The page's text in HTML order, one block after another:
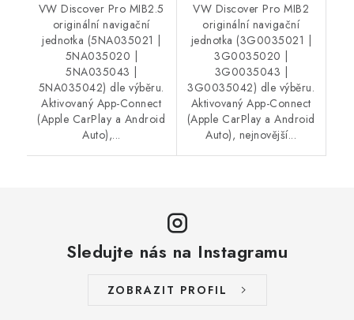
VW Discover Pro MIB2.5
originální navigační
jednotka (5NA035021 |
5NA035020 |
5NA035043 |
5NA035042) dle výběru.
Aktivovaný App-Connect
(Apple CarPlay a Android
Auto),...
VW Discover Pro MIB2
originální navigační
jednotka (3G0035021 |
3G0035020 |
3G0035043 |
3G0035042) dle výběru.
Aktivovaný App-Connect
(Apple CarPlay a Android
Auto), nejnovější...
Sledujte nás na Instagramu
ZOBRAZIT PROFIL